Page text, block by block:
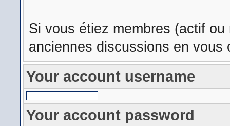
Si vous étiez membres (actif
anciennes discussions en
Your account username
Your account password